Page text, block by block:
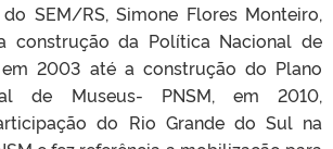
SEM/RS, Simone Flores Monteiro,
construção da Política Nacional de
2003 até a construção do Plano
de Museus- PNSM, em 2010,
do Rio Grande do Sul na